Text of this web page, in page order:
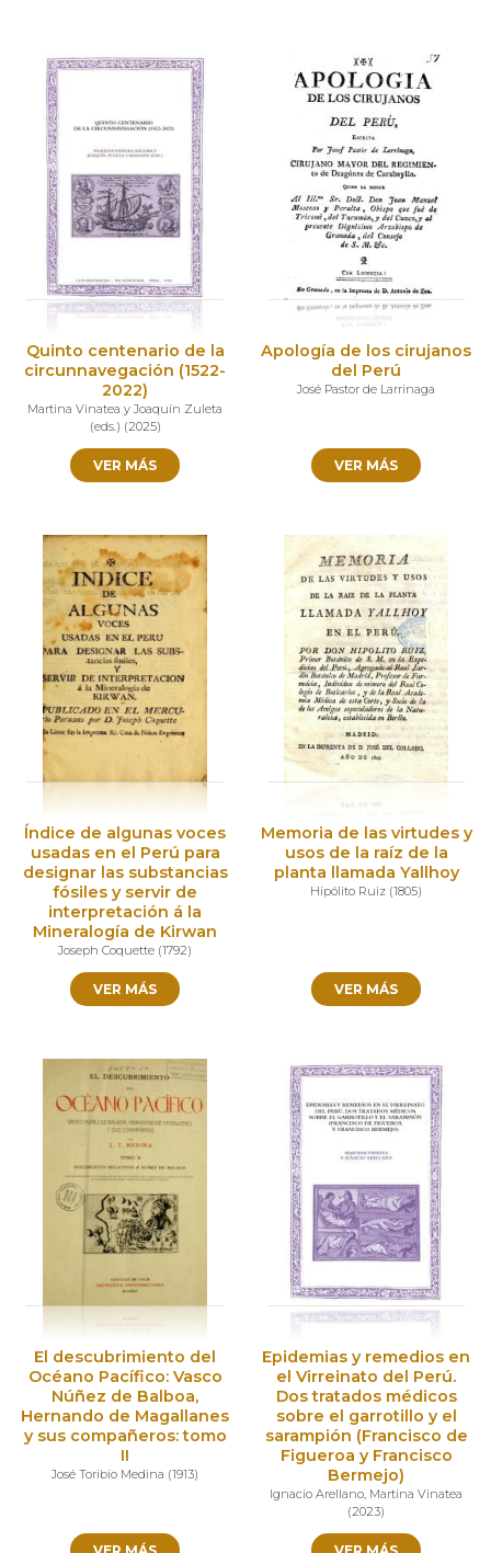
Quinto centenario de la
circunnavegación (1522-
2022)
Martina Vinatea y Joaquín Zuleta
(eds.) (2025)
VER MÁS
Apología de los cirujanos
del Perú
José Pastor de Larrinaga
VER MÁS
Índice de algunas voces
usadas en el Perú para
designar las substancias
fósiles y servir de
interpretación á la
Mineralogía de Kirwan
Joseph Coquette (1792)
VER MÁS
Memoria de las virtudes y
usos de la raíz de la
planta llamada Yallhoy
Hipólito Ruiz (1805)
VER MÁS
El descubrimiento del
Océano Pacífico: Vasco
Núñez de Balboa,
Hernando de Magallanes
y sus compañeros: tomo
II
José Toribio Medina (1913)
Epidemias y remedios en
el Virreinato del Perú.
Dos tratados médicos
sobre el garrotillo y el
sarampión (Francisco de
Figueroa y Francisco
Bermejo)
Ignacio Arellano, Martina Vinatea
(2023)